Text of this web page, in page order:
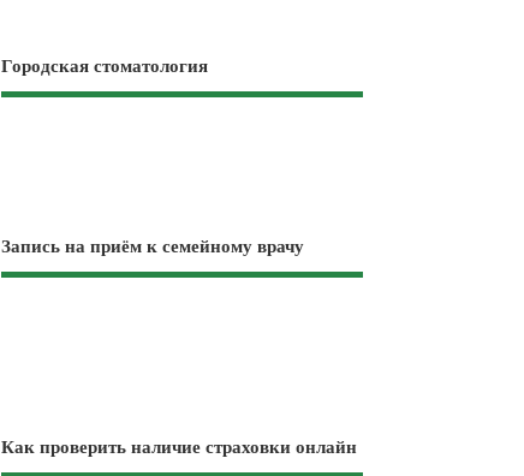
Городская стоматология
Запись на приём к семейному врачу
Как проверить наличие страховки онлайн